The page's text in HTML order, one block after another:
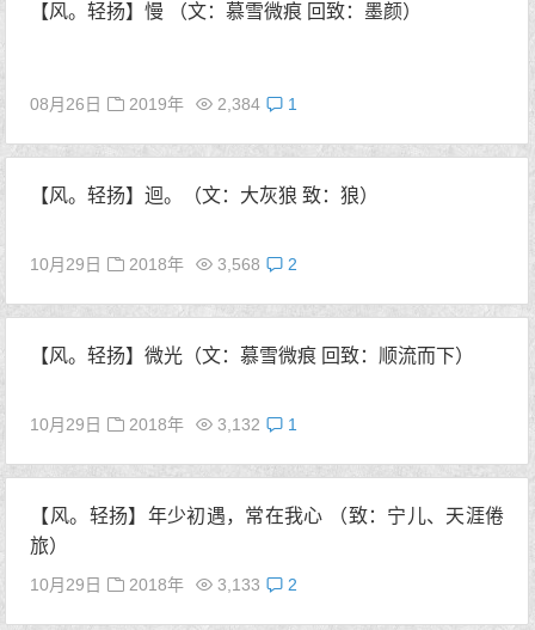
【风。轻扬】慢 （文：慕雪微痕 回致：墨颜）
08月26日 2019年 2,384 1
【风。轻扬】迴。（文：大灰狼 致：狼）
10月29日 2018年 3,568 2
【风。轻扬】微光（文：慕雪微痕 回致：顺流而下）
10月29日 2018年 3,132 1
【风。轻扬】年少初遇，常在我心 （致：宁儿、天涯倦
旅）
10月29日 2018年 3,133 2